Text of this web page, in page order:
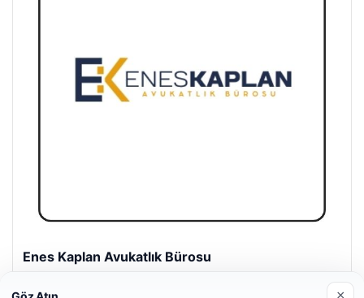
Enes Kaplan Avukatlık Bürosu